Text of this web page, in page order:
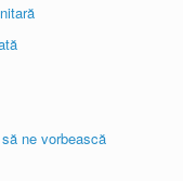
ne vorbească